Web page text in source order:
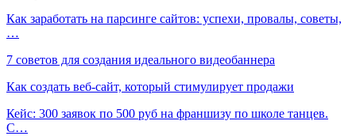
Как заработать на парсинге сайтов: успехи, провалы, советы,
…
7 советов для создания идеального видеобаннера
Как создать веб-сайт, который стимулирует продажи
Кейс: 300 заявок по 500 руб на франшизу по школе танцев.
С…